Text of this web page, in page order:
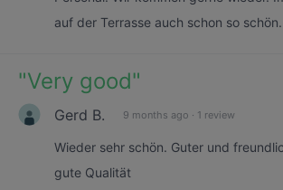
auf der Terrasse auch schon so schön.
"Very good"
Gerd B. 9 months ago · 1 review
Wieder sehr schön. Guter und
gute Qualität